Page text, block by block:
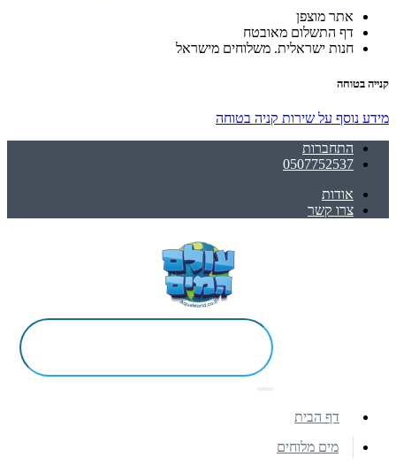
אתר מוצפן
דף התשלום מאובטח
חנות ישראלית. משלוחים מישראל
קנייה בטוחה
מידע נוסף על שירות קניה בטוחה
התחברות
0507752537
אודות
צרו קשר
דף הבית
מים מלוחים